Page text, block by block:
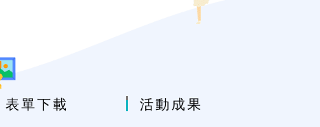
表單下載 活動成果